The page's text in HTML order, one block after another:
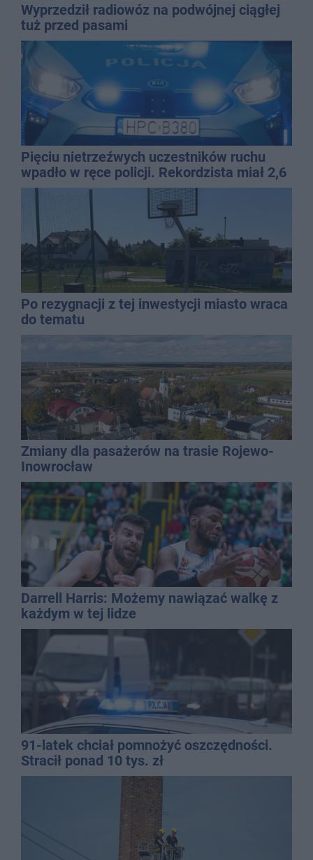
Wyprzedził radiowóz na podwójnej ciągłej
tuż przed pasami
Pięciu nietrzeźwych uczestników ruchu
wpadło w ręce policji. Rekordzista miał 2,6
promila
Po rezygnacji z tej inwestycji miasto wraca
do tematu
Zmiany dla pasażerów na trasie Rojewo-
Inowrocław
Darrell Harris: Możemy nawiązać walkę z
każdym w tej lidze
91-latek chciał pomnożyć oszczędności.
Stracił ponad 10 tys. zł